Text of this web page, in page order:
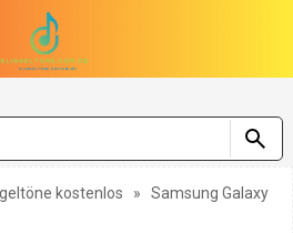
kostenlos »
Samsung Galaxy